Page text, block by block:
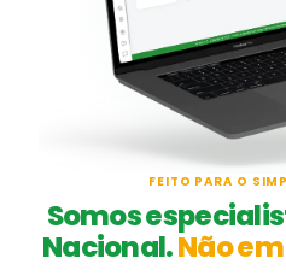
FEITO PARA O
Somos
Nacional.Não